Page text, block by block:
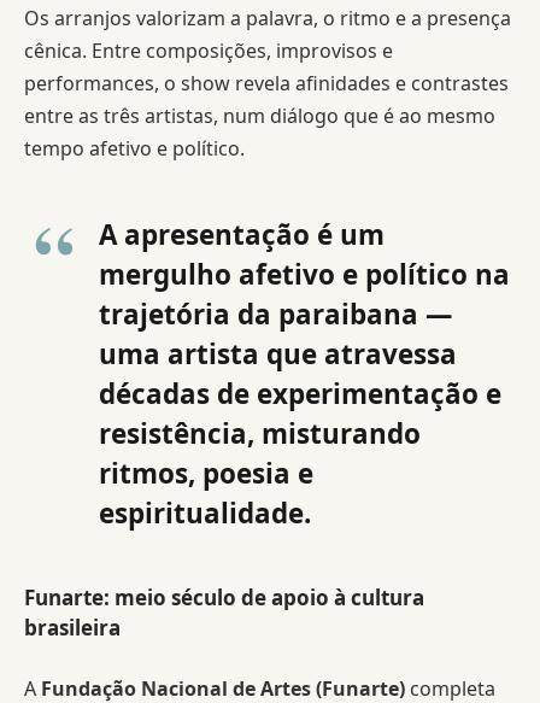
Os arranjos valorizam a palavra, o ritmo e a presença
cênica. Entre composições, improvisos e
performances, o show revela afinidades e contrastes
entre as três artistas, num diálogo que é ao mesmo
tempo afetivo e político.
A apresentação é um
mergulho afetivo e político na
trajetória da paraibana —
uma artista que atravessa
décadas de experimentação e
resistência, misturando
ritmos, poesia e
espiritualidade.
Funarte: meio século de apoio à cultura
brasileira
A Fundação Nacional de Artes (Funarte) completa